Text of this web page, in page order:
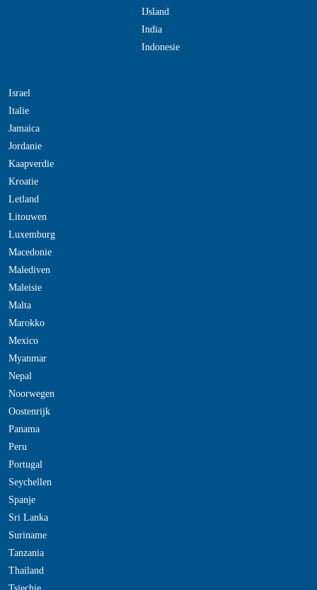
IJsland
India
Indonesie
Israel
Italie
Jamaica
Jordanie
Kaapverdie
Kroatie
Letland
Litouwen
Luxemburg
Macedonie
Malediven
Maleisie
Malta
Marokko
Mexico
Myanmar
Nepal
Noorwegen
Oostenrijk
Panama
Peru
Portugal
Seychellen
Spanje
Sri Lanka
Suriname
Tanzania
Thailand